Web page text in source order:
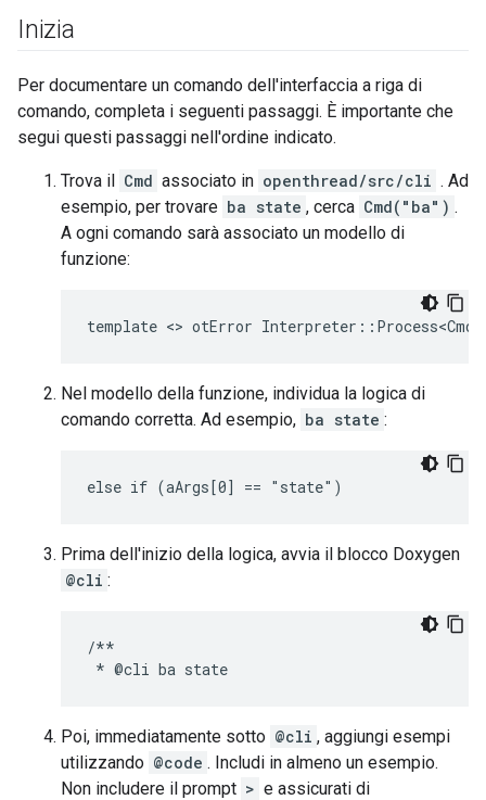
Inizia
Per documentare un comando dell'interfaccia a riga di
comando, completa i seguenti passaggi. È importante che
segui questi passaggi nell'ordine indicato.
Trova il Cmd associato in openthread/src/cli . Ad
esempio, per trovare ba state , cerca Cmd("ba") .
A ogni comando sarà associato un modello di
funzione:
Nel modello della funzione, individua la logica di
comando corretta. Ad esempio, ba state :
Prima dell'inizio della logica, avvia il blocco Doxygen
@cli :
/**
Poi, immediatamente sotto @cli , aggiungi esempi
utilizzando @code . Includi in almeno un esempio.
Non includere il prompt > e assicurati di